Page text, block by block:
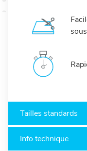
Tailles standards
Info technique